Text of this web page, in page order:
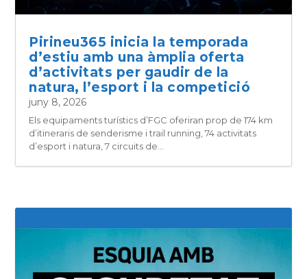
Pirineu365 inicia la temporada
d’estiu amb una àmplia oferta
d’activitats per gaudir de la
natura, l’esport i la competició
juny 8, 2026
Els equipaments turístics d’FGC oferiran prop de 174 km
d’itineraris de senderisme i trail running, 74 activitats
d’esport i natura, 7 circuits de...